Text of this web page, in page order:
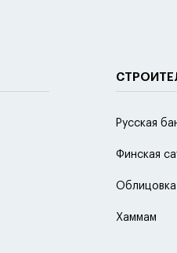
Русская
Финская
Облицовка
Хаммам